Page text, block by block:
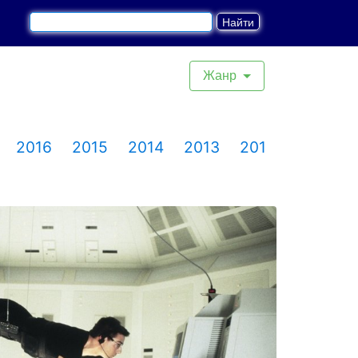
Жанр
2016 2015 2014 2013 2012